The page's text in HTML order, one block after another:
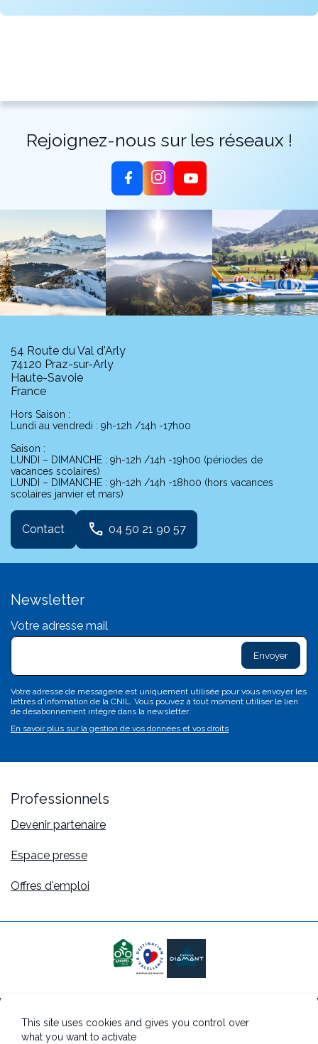
Rejoignez-nous sur les réseaux !
54 Route du Val d'Arly
74120 Praz-sur-Arly
Haute-Savoie
France
Hors Saison :
Lundi au vendredi : 9h-12h /14h -17h00
Saison :
LUNDI – DIMANCHE : 9h-12h /14h -19h00 (périodes de
vacances scolaires)
LUNDI – DIMANCHE : 9h-12h /14h -18h00 (hors vacances
scolaires janvier et mars)
Contact phone 04 50 21 90 57
Newsletter
Votre adresse mail
Votre adresse de messagerie est uniquement utilisée pour vous envoyer les
lettres d'information de la CNIL. Vous pouvez à tout moment utiliser le lien
de désabonnement intégré dans la newsletter.
En savoir plus sur la gestion de vos données et vos droits
Professionnels
Devenir partenaire
Espace presse
Offres d'emploi
Mentions légales
This site uses cookies and gives you control over
what you want to activate